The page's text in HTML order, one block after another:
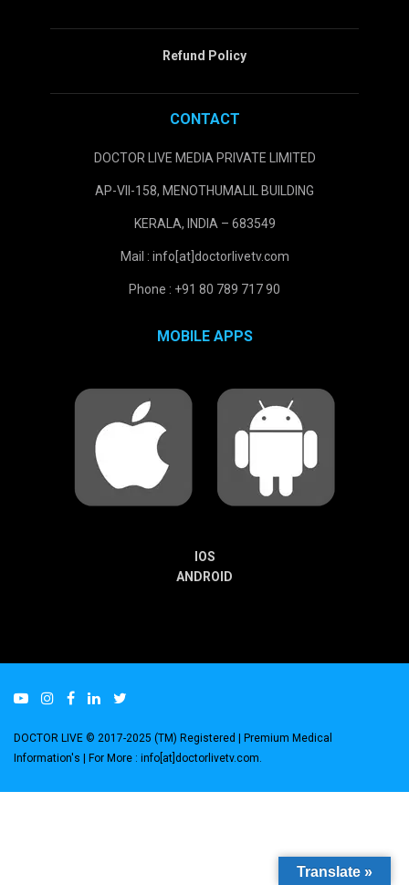
Refund Policy
CONTACT
DOCTOR LIVE MEDIA PRIVATE LIMITED
AP-VII-158, MENOTHUMALIL BUILDING
KERALA, INDIA – 683549
Mail : info[at]doctorlivetv.com
Phone : +91 80 789 717 90
MOBILE APPS
IOS
ANDROID
DOCTOR LIVE © 2017-2025 (TM) Registered
| Premium Medical
Information's |
For More : info[at]doctorlivetv.com.
Translate »